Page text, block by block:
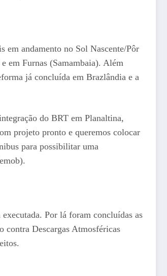
em andamento no Sol Nascente/Pôr
em Furnas (Samambaia). Além
já concluída em Brazlândia e a
do BRT em Planaltina,
projeto pronto e queremos colocar
para possibilitar uma
Por lá foram concluídas as
contra Descargas Atmosféricas